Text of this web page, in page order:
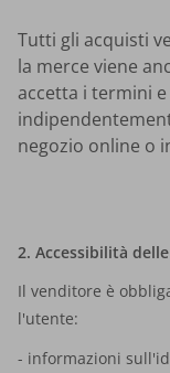
Tutti gli acquisti
la merce viene
accetta i termini
negozio online o
2. Accessibilità
Il venditore è
l'utente:
- informazioni